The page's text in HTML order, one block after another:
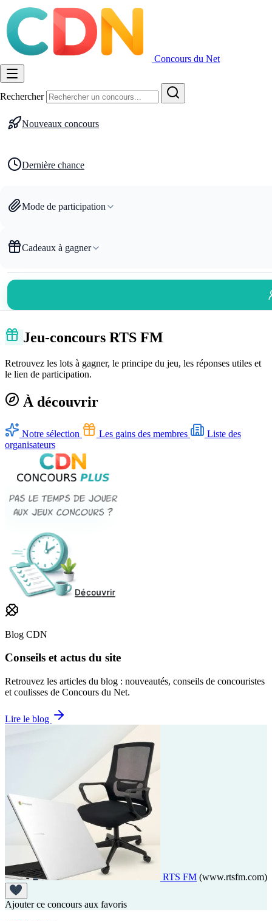
Concours du Net
Rechercher
Nouveaux concours
Dernière chance
Mode de participation
Cadeaux à gagner
Jeu-concours RTS FM
Retrouvez les lots à gagner, le principe du jeu, les réponses utiles et
le lien de participation.
À découvrir
Notre sélection Les gains des membres
Liste des
organisateurs
Blog CDN
Conseils et actus du site
Retrouvez les articles du blog : nouveautés, conseils de concouristes
et coulisses de Concours du Net.
Lire le blog
RTS FM (www.rtsfm.com)
Ajouter ce concours aux favoris